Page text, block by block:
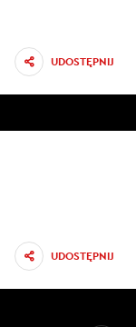
UDOSTĘPNIJ
UDOSTĘPNIJ